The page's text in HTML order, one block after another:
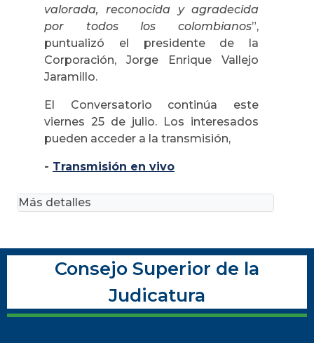
valorada, reconocida y agradecida
por todos los colombianos”,
puntualizó el presidente de la
Corporación, Jorge Enrique Vallejo
Jaramillo.
El Conversatorio continúa este
viernes 25 de julio. Los interesados
pueden acceder a la transmisión,
- Transmisión en vivo
Más detalles
Consejo Superior de la
Judicatura